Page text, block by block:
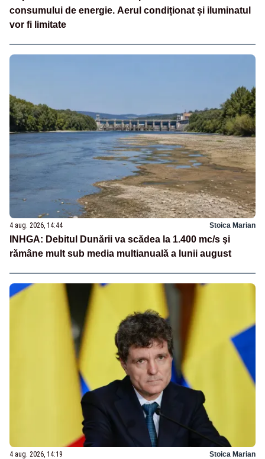
consumului de energie. Aerul condiționat și iluminatul
vor fi limitate
4 aug. 2026, 14:44 Stoica Marian
INHGA: Debitul Dunării va scădea la 1.400 mc/s şi
rămâne mult sub media multianuală a lunii august
4 aug. 2026, 14:19 Stoica Marian